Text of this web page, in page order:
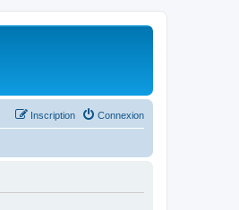
Connexion
Inscription